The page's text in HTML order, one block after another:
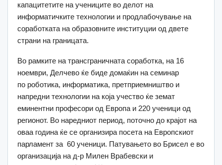
капацитетите на учениците во делот на
информатичките технологии и продлабочување на
соработката на образовните институции од двете
страни на границата.
Во рамките на трансграничната соработка, на 16
ноември, Делчево ќе биде домаќин на семинар
по роботика, информатика, претприемништво и
напредни технологии на која учество ќе земат
еминентни професори од Европа и 220 ученици од
регионот. Во наредниот период, поточно до крајот на
оваа година ќе се организира посета на Европскиот
парламент за 60 ученици. Патувањето во Брисел е во
организација на д-р Милен Врабевски и